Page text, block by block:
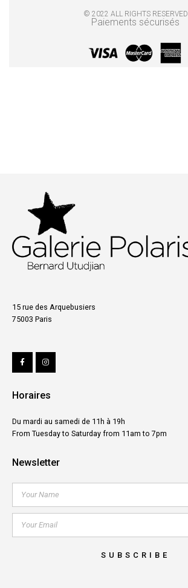
© 2022 ALL RIGHTS RESERVED
Paiements sécurisés
15 rue des Arquebusiers
75003 Paris
Horaires
Du mardi au samedi de 11h à 19h
From Tuesday to Saturday from 11am to 7pm
Newsletter
SUBSCRIBE